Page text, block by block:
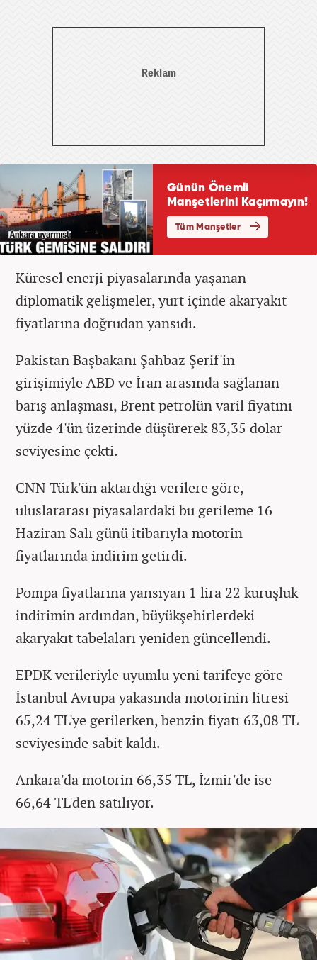
Küresel enerji piyasalarında yaşanan
diplomatik gelişmeler, yurt içinde akaryakıt
fiyatlarına doğrudan yansıdı.
Pakistan Başbakanı Şahbaz Şerif'in
girişimiyle ABD ve İran arasında sağlanan
barış anlaşması, Brent petrolün varil fiyatını
yüzde 4'ün üzerinde düşürerek 83,35 dolar
seviyesine çekti.
CNN Türk'ün aktardığı verilere göre,
uluslararası piyasalardaki bu gerileme 16
Haziran Salı günü itibarıyla motorin
fiyatlarında indirim getirdi.
Pompa fiyatlarına yansıyan 1 lira 22 kuruşluk
indirimin ardından, büyükşehirlerdeki
akaryakıt tabelaları yeniden güncellendi.
EPDK verileriyle uyumlu yeni tarifeye göre
İstanbul Avrupa yakasında motorinin litresi
65,24 TL'ye gerilerken, benzin fiyatı 63,08 TL
seviyesinde sabit kaldı.
Ankara'da motorin 66,35 TL, İzmir'de ise
66,64 TL'den satılıyor.